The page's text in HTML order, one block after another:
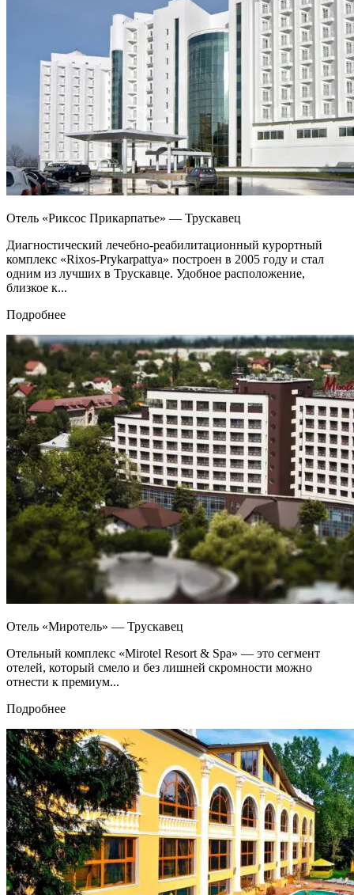
Отель «Риксос Прикарпатье» — Трускавец
Диагностический лечебно-реабилитационный курортный
комплекс «Rixos-Prykarpattya» построен в 2005 году и стал
одним из лучших в Трускавце. Удобное расположение,
близкое к...
Подробнее
Отель «Миротель» — Трускавец
Отельный комплекс «Mirotel Resort & Spa» — это сегмент
отелей, который смело и без лишней скромности можно
отнести к премиум...
Подробнее